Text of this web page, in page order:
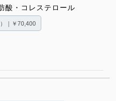
酸・コレステロール
）｜￥70,400